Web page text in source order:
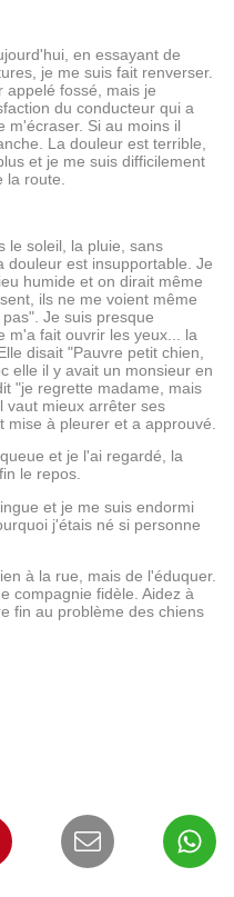
en essayant de
je me suis fait renverser.
appelé fossé, mais je
du conducteur qui a
Si au moins il
La douleur est terrible,
et je me suis difficilement
la route.
le soleil, la pluie, sans
douleur est insupportable. Je
humide et on dirait même
ils ne me voient même
Je suis presque
m'a fait ouvrir les yeux... la
disait "Pauvre petit chien,
elle il y avait un monsieur en
"je regrette madame, mais
vaut mieux arrêter ses
à pleurer et a approuvé.
et je l'ai regardé, la
le repos.
et je me suis endormi
j'étais né si personne
à la rue, mais de l'éduquer.
compagnie fidèle. Aidez à
fin au problème des chiens